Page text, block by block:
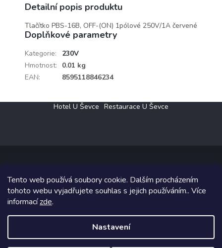
Tento web používá soubory cookie. Dalším procházením
tohoto webu vyjadřujete souhlas s jejich používáním.. Více
informacízde.
Nastavení
Detailní popis produktu
Tlačítko PBS-16B, OFF-(ON) 1pólové 250V/1A červené
Doplňkové parametry
Kategorie:
230V
Hmotnost:
0.01 kg
EAN: 8595118846234
Hotel U Ševce Restaurace U Ševce
Copyright 2026Elektro Klesný s.r.o.. Všechna práva vyhrazena.
Grafický návrh vytvořil a na Shoptet implementoval
Shoptetak.cz.
Vytvořil Shoptet